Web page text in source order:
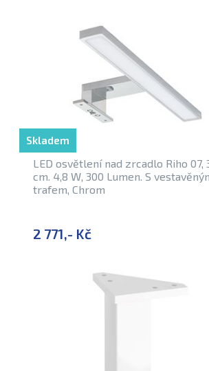
LED osvětlení nad zrcadlo Riho 07,
cm. 4,8 W, 300 Lumen. S
trafem, Chrom
2 771,- Kč
Skladem